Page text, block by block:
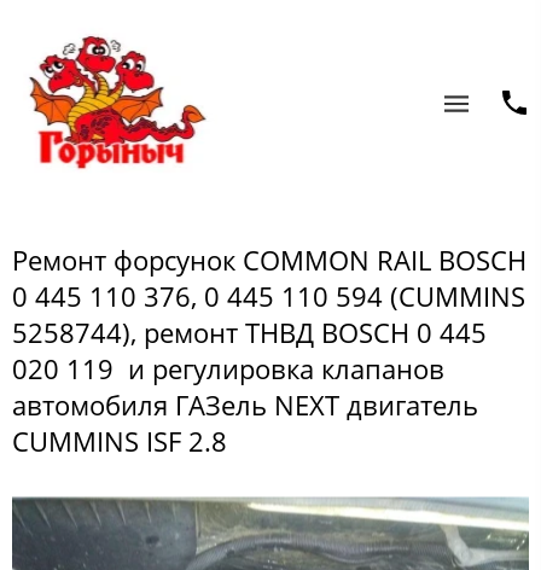
Ремонт форсунок COMMON RAIL BOSCH
0 445 110 376, 0 445 110 594 (CUMMINS
5258744), ремонт ТНВД BOSCH 0 445
020 119 и регулировка клапанов
автомобиля ГАЗель NEXT двигатель
CUMMINS ISF 2.8